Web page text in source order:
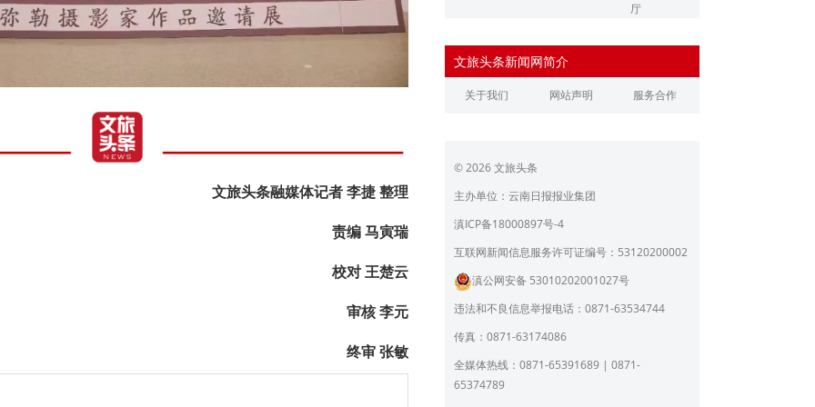
文旅头条融媒体记者 李捷 整理
责编 马寅瑞
校对 王楚云
审核 李元
终审 张敏
厅
浙江省文化和旅游厅
江西省文化和旅游厅 河南省文化和旅游厅
广东省文化和旅游厅
育厅
陕西省文化和旅游厅 甘肃省文化和旅游厅
青海省文化和旅游厅
宁夏回族自治区文化和旅
北京市文旅局
上海市文化和旅游局
员会
文旅头条新闻网简介
关于我们 网站声明 服务合作
© 2026 文旅头条
主办单位：云南日报报业集团
滇ICP备18000897号-4
互联网新闻信息服务许可证编号：53120200002
滇公网安备 53010202001027号
违法和不良信息举报电话：0871-63534744
传真：0871-63174086
全媒体热线：0871-65391689 | 0871-
65374789